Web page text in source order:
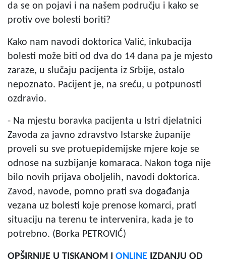
da se on pojavi i na našem području i kako se
protiv ove bolesti boriti?
Kako nam navodi doktorica Valić, inkubacija
bolesti može biti od dva do 14 dana pa je mjesto
zaraze, u slučaju pacijenta iz Srbije, ostalo
nepoznato. Pacijent je, na sreću, u potpunosti
ozdravio.
- Na mjestu boravka pacijenta u Istri djelatnici
Zavoda za javno zdravstvo Istarske županije
proveli su sve protuepidemijske mjere koje se
odnose na suzbijanje komaraca. Nakon toga nije
bilo novih prijava oboljelih, navodi doktorica.
Zavod, navode, pomno prati sva događanja
vezana uz bolesti koje prenose komarci, prati
situaciju na terenu te intervenira, kada je to
potrebno. (Borka PETROVIĆ)
OPŠIRNIJE U TISKANOM I ONLINE IZDANJU OD